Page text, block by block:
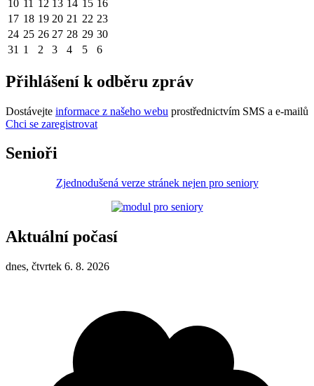
10 11 12 13 14 15 16
17 18 19 20 21 22 23
24 25 26 27 28 29 30
31 1 2 3 4 5 6
Přihlášení k odběru zpráv
Dostávejte informace z našeho webu prostřednictvím SMS a e-mailů
Chci se zaregistrovat
Senioři
Zjednodušená verze stránek nejen pro seniory
Aktuální počasí
dnes, čtvrtek 6. 8. 2026